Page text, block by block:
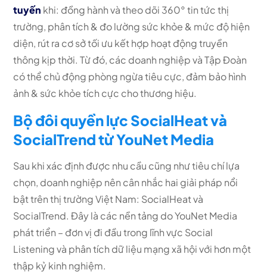
tuyến khi: đồng hành và theo dõi 360° tin tức thị
trường, phân tích & đo lường sức khỏe & mức độ hiện
diện, rút ra cơ sở tối ưu kết hợp hoạt động truyền
thông kịp thời. Từ đó, các doanh nghiệp và Tập Đoàn
có thể chủ động phòng ngừa tiêu cực, đảm bảo hình
ảnh & sức khỏe tích cực cho thương hiệu.
Bộ đôi quyền lực SocialHeat và
SocialTrend từ YouNet Media
Sau khi xác định được nhu cầu cũng như tiêu chí lựa
chọn, doanh nghiệp nên cân nhắc hai giải pháp nổi
bật trên thị trường Việt Nam: SocialHeat và
SocialTrend. Đây là các nền tảng do YouNet Media
phát triển – đơn vị đi đầu trong lĩnh vực Social
Listening và phân tích dữ liệu mạng xã hội với hơn một
thập kỷ kinh nghiệm.